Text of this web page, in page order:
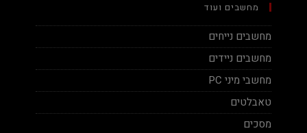
מחשבים ועוד
מחשבים נייחים
מחשבים ניידים
מחשבי מיני PC
טאבלטים
מסכים